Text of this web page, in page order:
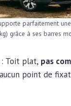
parfaitement
grâce à ses barres
: Toit plat, pas
point de